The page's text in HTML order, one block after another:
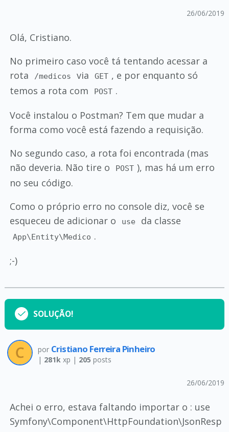
26/06/2019
Olá, Cristiano.
No primeiro caso você tá tentando acessar a
rota
/medicos via GET , e por enquanto só
temos a rota com
POST .
Você instalou o Postman? Tem que mudar a
forma como você está fazendo a requisição.
No segundo caso, a rota foi encontrada (mas
não deveria. Não tire o
POST ), mas há um erro
no seu código.
Como o próprio erro no console diz, você se
esqueceu de adicionar o
use da classe
App\Entity\Medico .
;-)
SOLUÇÃO!
por Cristiano Ferreira Pinheiro
| 281kxp | 205 posts
26/06/2019
Achei o erro, estava faltando importar o : use
Symfony\Component\HttpFoundation\JsonResp